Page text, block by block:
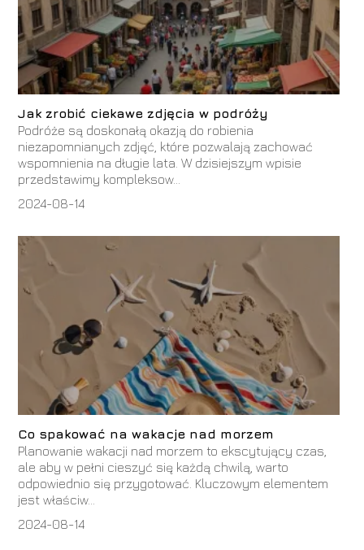
Jak zrobić ciekawe zdjęcia w podróży
Podróże są doskonałą okazją do robienia
niezapomnianych zdjęć, które pozwalają zachować
wspomnienia na długie lata. W dzisiejszym wpisie
przedstawimy kompleksow...
2024-08-14
Co spakować na wakacje nad morzem
Planowanie wakacji nad morzem to ekscytujący czas,
ale aby w pełni cieszyć się każdą chwilą, warto
odpowiednio się przygotować. Kluczowym elementem
jest właściw...
2024-08-14